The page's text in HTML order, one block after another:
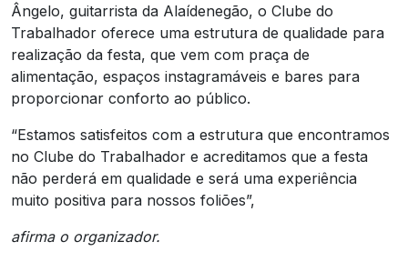
Ângelo, guitarrista da Alaídenegão, o Clube do
Trabalhador oferece uma estrutura de qualidade para
realização da festa, que vem com praça de
alimentação, espaços instagramáveis e bares para
proporcionar conforto ao público.
“Estamos satisfeitos com a estrutura que encontramos
no Clube do Trabalhador e acreditamos que a festa
não perderá em qualidade e será uma experiência
muito positiva para nossos foliões”,
afirma o organizador.